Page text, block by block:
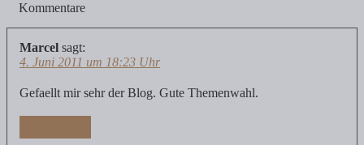
Kommentare
Marcel sagt:
4. Juni 2011 um 18:23 Uhr
Gefaellt mir sehr der Blog. Gute Themenwahl.